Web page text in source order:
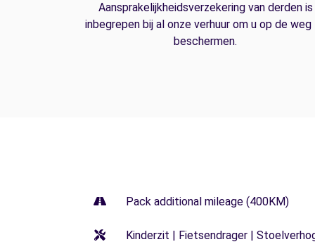
Aansprakelijkheidsverzekering van derden is
inbegrepen bij al onze verhuur om u op de
beschermen.
Pack additional mileage (400KM)
Kinderzit | Fietsendrager |